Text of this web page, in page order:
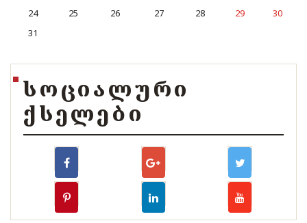
24
25 26 27 28 29
30
31
ᲡᲝᲪᲘᲐᲚᲣᲠᲘ
ᲥᲡᲔᲚᲔᲑᲘ